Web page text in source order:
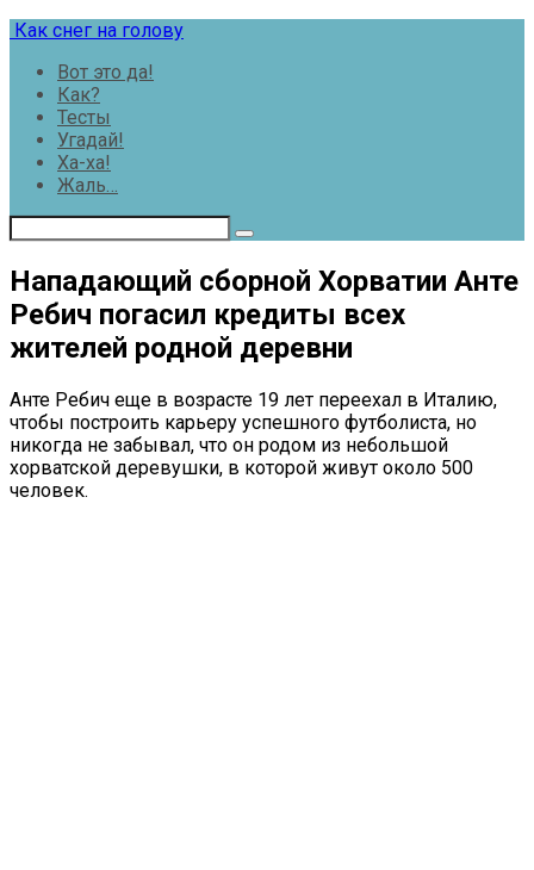
Перейти
контенту
Как снег на голову
Вот это да!
Как?
Тесты
Угадай!
Ха-ха!
Жаль…
Нападающий сборной Хорватии Анте
Ребич погасил кредиты всех
жителей родной деревни
Анте Ребич еще в возрасте 19 лет переехал в Италию,
чтобы построить карьеру успешного футболиста, но
никогда не забывал, что он родом из небольшой
хорватской деревушки, в которой живут около 500
человек.